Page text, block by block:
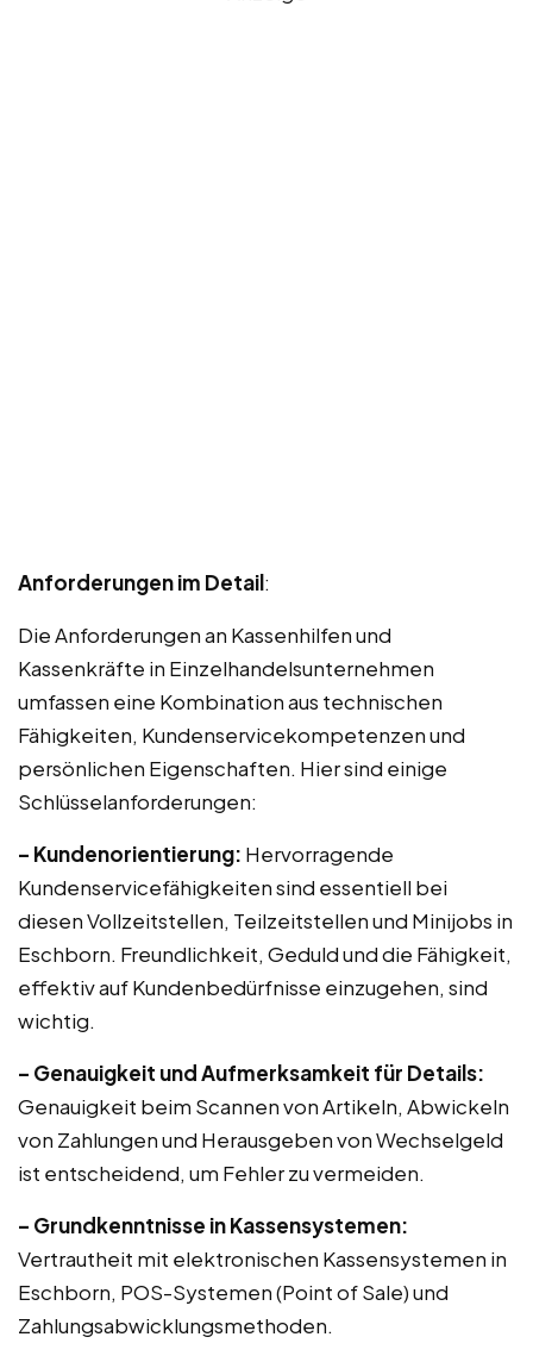
Anforderungen im Detail:
Die Anforderungen an Kassenhilfen und
Kassenkräfte in Einzelhandelsunternehmen
umfassen eine Kombination aus technischen
Fähigkeiten, Kundenservicekompetenzen und
persönlichen Eigenschaften. Hier sind einige
Schlüsselanforderungen:
– Kundenorientierung: Hervorragende
Kundenservicefähigkeiten sind essentiell bei
diesen Vollzeitstellen, Teilzeitstellen und Minijobs in
Eschborn. Freundlichkeit, Geduld und die Fähigkeit,
effektiv auf Kundenbedürfnisse einzugehen, sind
wichtig.
– Genauigkeit und Aufmerksamkeit für Details:
Genauigkeit beim Scannen von Artikeln, Abwickeln
von Zahlungen und Herausgeben von Wechselgeld
ist entscheidend, um Fehler zu vermeiden.
– Grundkenntnisse in Kassensystemen:
Vertrautheit mit elektronischen Kassensystemen in
Eschborn, POS-Systemen (Point of Sale) und
Zahlungsabwicklungsmethoden.